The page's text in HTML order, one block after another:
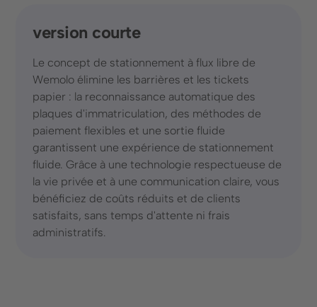
version courte
Le concept de stationnement à flux libre de
Wemolo élimine les barrières et les tickets
papier : la reconnaissance automatique des
plaques d'immatriculation, des méthodes de
paiement flexibles et une sortie fluide
garantissent une expérience de stationnement
fluide. Grâce à une technologie respectueuse de
la vie privée et à une communication claire, vous
bénéficiez de coûts réduits et de clients
satisfaits, sans temps d'attente ni frais
administratifs.
Protection des données Mentions légales
© 2025 Wemolo GmbH